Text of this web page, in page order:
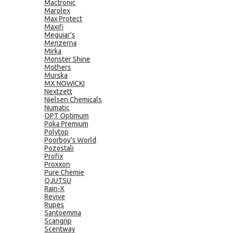
Mactronic
Marolex
Max Protect
Maxifi
Meguiar's
Menzerna
Mirka
Monster Shine
Mothers
Murska
MX NOWICKI
Nextzett
Nielsen Chemicals
Numatic
OPT Optimum
Poka Premium
Polytop
Poorboy's World
Pozostali
Profix
Proxxon
Pure Chemie
QJUTSU
Rain-X
Revive
Rupes
Santoemma
Scangrip
Scentway